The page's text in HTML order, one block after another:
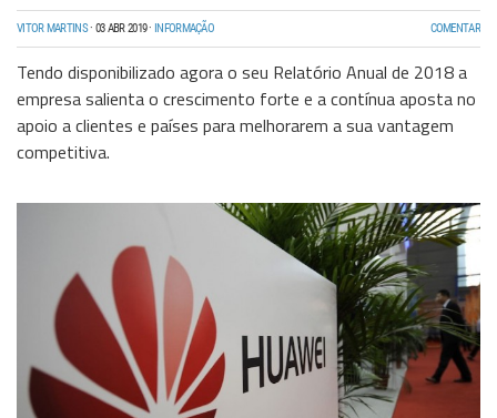
Segurança
High Tech
Hosting/Cloud
I&D
Informação
VITOR MARTINS· 03 ABR 2019· INFORMAÇÃO COMENTAR
Tendo disponibilizado agora o seu Relatório Anual de 2018 a
empresa salienta o crescimento forte e a contínua aposta no
apoio a clientes e países para melhorarem a sua vantagem
competitiva.